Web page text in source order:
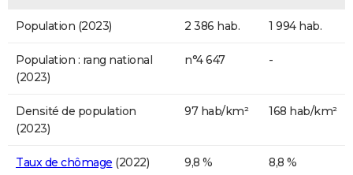
Population (2023) 2 386 hab. 1 994 hab.
Population : rang national
(2023)
n°4 647 -
Densité de population
(2023)
97 hab/km² 168 hab/km²
Taux de chômage (2022) 9,8 % 8,8 %